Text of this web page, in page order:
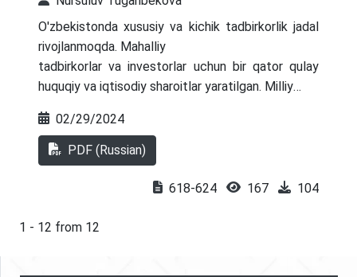
O'zbekistonda xususiy va kichik tadbirkorlik jadal
rivojlanmoqda. Mahalliy
tadbirkorlar va investorlar uchun bir qator qulay
huquqiy va iqtisodiy sharoitlar yaratilgan. Milliy
etmoqda, bu iqtisodiy ko'rsatkichlarning o'sishiga
ijobiy ta'sir ko'rsatmoqda. Muvaffaqiyatli iqtisodiy
rivojlanish aholi farovonligini oshirish uchun
zarur shart-sharoitlarni yaratadi. Biznes muhitini
tadbirkorlikni rivojlantirish bo'yicha chora-tadbirlar
02/29/2024
PDF (Russian)
618-624 167 104
1 - 12 from 12